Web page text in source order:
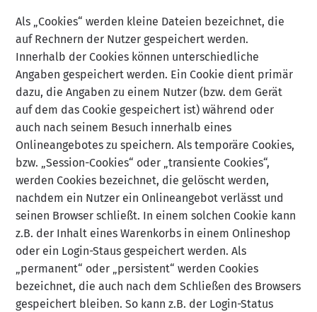
Als „Cookies“ werden kleine Dateien bezeichnet, die
auf Rechnern der Nutzer gespeichert werden.
Innerhalb der Cookies können unterschiedliche
Angaben gespeichert werden. Ein Cookie dient primär
dazu, die Angaben zu einem Nutzer (bzw. dem Gerät
auf dem das Cookie gespeichert ist) während oder
auch nach seinem Besuch innerhalb eines
Onlineangebotes zu speichern. Als temporäre Cookies,
bzw. „Session-Cookies“ oder „transiente Cookies“,
werden Cookies bezeichnet, die gelöscht werden,
nachdem ein Nutzer ein Onlineangebot verlässt und
seinen Browser schließt. In einem solchen Cookie kann
z.B. der Inhalt eines Warenkorbs in einem Onlineshop
oder ein Login-Staus gespeichert werden. Als
„permanent“ oder „persistent“ werden Cookies
bezeichnet, die auch nach dem Schließen des Browsers
gespeichert bleiben. So kann z.B. der Login-Status